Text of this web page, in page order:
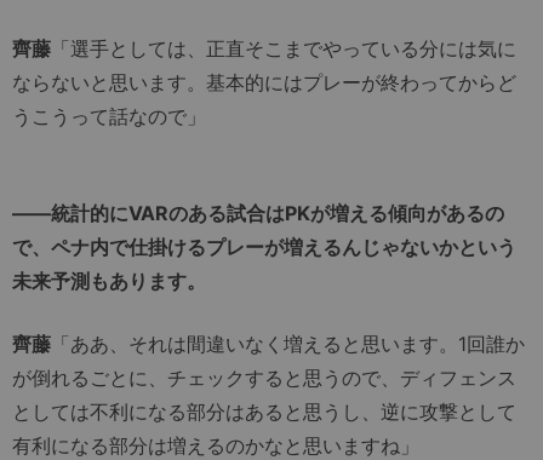
齊藤 「選手としては、正直そこまでやっている分には気に
ならないと思います。基本的にはプレーが終わってからど
うこうって話なので」
――統計的にVARのある試合はPKが増える傾向があるの
で、ペナ内で仕掛けるプレーが増えるんじゃないかという
未来予測もあります。
齊藤 「ああ、それは間違いなく増えると思います。1回誰か
が倒れるごとに、チェックすると思うので、ディフェンス
としては不利になる部分はあると思うし、逆に攻撃として
有利になる部分は増えるのかなと思いますね」